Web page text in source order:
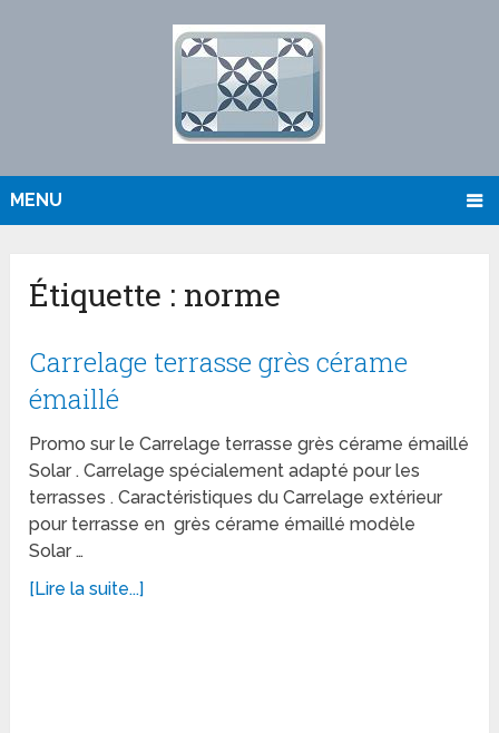
MENU
Étiquette : norme
Carrelage terrasse grès cérame
émaillé
Promo sur le Carrelage terrasse grès cérame émaillé
Solar . Carrelage spécialement adapté pour les
terrasses . Caractéristiques du Carrelage extérieur
pour terrasse en grès cérame émaillé modèle
Solar …
[Lire la suite...]